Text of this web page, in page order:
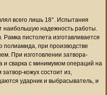
всего лишь 18°. Испытания
наибольшую надежность работы.
пистолета изготавливается
полиамида, при производстве
При изготовлении затвора-
и сварка с минимумом операций на
кожух состоит из,
ударник и выбрасыватель, и